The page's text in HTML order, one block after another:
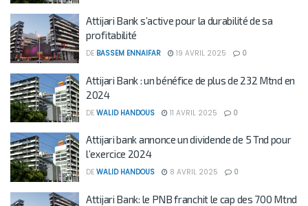
Attijari Bank s’active pour la durabilité de sa
profitabilité
DE BASSEM ENNAIFAR 19 AVRIL 2025 0
Attijari Bank : un bénéfice de plus de 232 Mtnd en
2024
DE WALID HANDOUS 11 AVRIL 2025 0
Attijari bank annonce un dividende de 5 Tnd pour
l’exercice 2024
DE WALID HANDOUS 8 AVRIL 2025 0
Attijari Bank: le PNB franchit le cap des 700 Mtnd